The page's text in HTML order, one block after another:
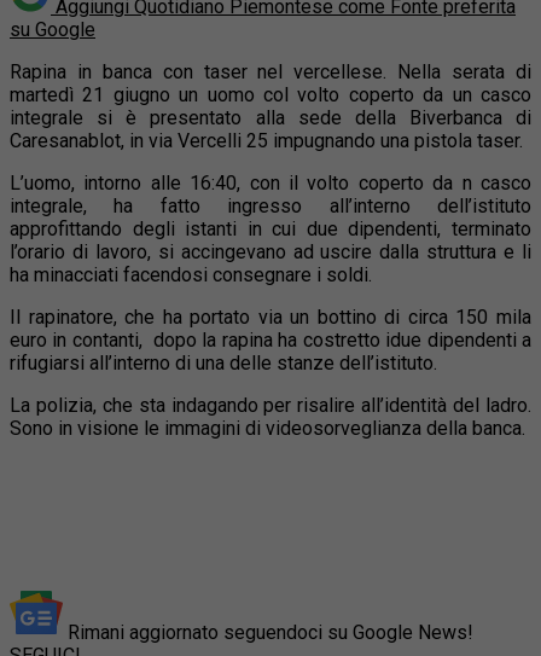
Aggiungi Quotidiano Piemontese come Fonte preferita
su Google
Rapina in banca con taser nel vercellese. Nella serata di
martedì 21 giugno un uomo col volto coperto da un casco
integrale si è presentato alla sede della Biverbanca di
Caresanablot, in via Vercelli 25 impugnando una pistola taser.
L’uomo, intorno alle 16:40, con il volto coperto da n casco
integrale, ha fatto ingresso all’interno dell’istituto
approfittando degli istanti in cui due dipendenti, terminato
l’orario di lavoro, si accingevano ad uscire dalla struttura e li
ha minacciati facendosi consegnare i soldi.
Il rapinatore, che ha portato via un bottino di circa 150 mila
euro in contanti, dopo la rapina ha costretto idue dipendenti a
rifugiarsi all’interno di una delle stanze dell’istituto.
La polizia, che sta indagando per risalire all’identità del ladro.
Sono in visione le immagini di videosorveglianza della banca.
Rimani aggiornato seguendoci su Google News!